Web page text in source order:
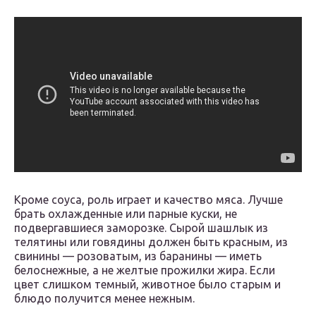
Кроме соуса, роль играет и качество мяса. Лучше
брать охлажденные или парные куски, не
подвергавшиеся заморозке. Сырой шашлык из
телятины или говядины должен быть красным, из
свинины — розоватым, из баранины — иметь
белоснежные, а не желтые прожилки жира. Если
цвет слишком темный, животное было старым и
блюдо получится менее нежным.